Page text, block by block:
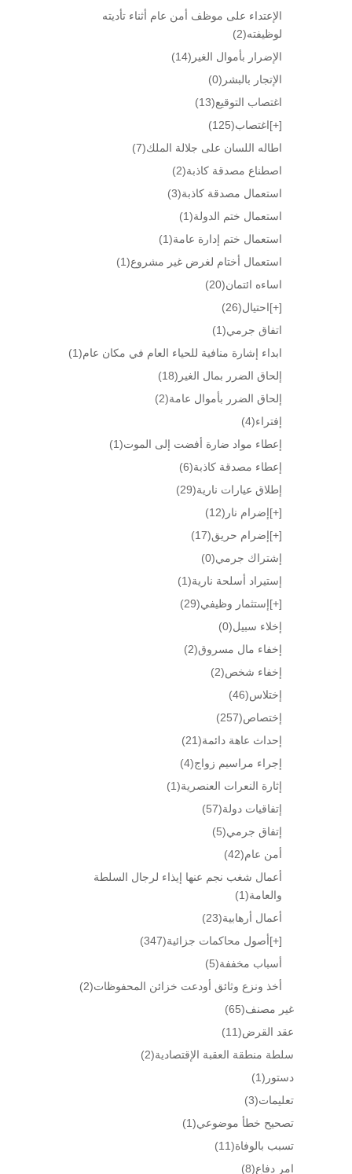
الإعتداء على موظف أمن عام أثناء تأديته
لوظيفته(2)
الإضرار بأموال الغير (14)
الإتجار بالبشر (0)
اغتصاب التوقيع(13)
[+]اغتصاب(125)
اطاله اللسان على جلالة الملك(7)
اصطناع مصدقة كاذبة(2)
استعمال مصدقة كاذبة(3)
استعمال ختم الدولة(1)
استعمال ختم إدارة عامة(1)
استعمال أختام لغرض غير مشروع(1)
اساءه ائتمان(20)
[+]احتيال(26)
اتفاق جرمي(1)
ابداء إشارة منافية للحياء العام في مكان عام(1)
إلحاق الضرر بمال الغير (18)
إلحاق الضرر بأموال عامة(2)
إفتراء(4)
إعطاء مواد ضارة أفضت إلى الموت(1)
إعطاء مصدقة كاذبة(6)
إطلاق عيارات نارية(29)
[+]إضرام نار (12)
[+]إضرام حريق(17)
إشتراك جرمي(0)
إستيراد أسلحة نارية(1)
[+]إستثمار وظيفي(29)
إخلاء سبيل(0)
إخفاء مال مسروق(2)
إخفاء شخص(2)
إختلاس(46)
إختصاص(257)
إحداث عاهة دائمة(21)
إجراء مراسيم زواج(4)
إثارة النعرات العنصرية(1)
إتفاقيات دولة(57)
إتفاق جرمي(5)
أمن عام(42)
أعمال شغب نجم عنها إيذاء لرجال السلطة
والعامة(1)
أعمال أرهابية(23)
[+]أصول محاكمات جزائية(347)
أسباب مخففة(5)
أخذ ونزع وثائق أودعت خزائن المحفوظات(2)
غير مصنف(65)
عقد القرض(11)
سلطة منطقة العقبة الإقتصادية(2)
دستور (1)
تعليمات(3)
تصحيح خطأ موضوعي(1)
تسبب بالوفاة(11)
امر دفاع(8)